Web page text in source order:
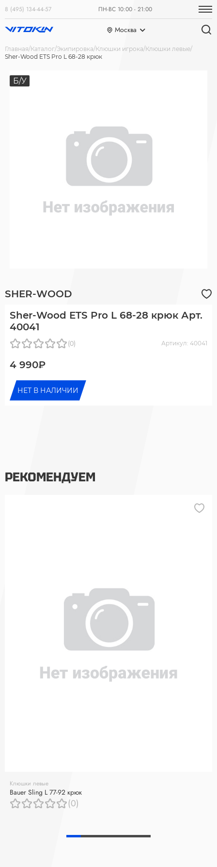
8 (495) 134-44-57 ПН-ВС 10:00 - 21:00
Москва
Главная Каталог Экипировка Клюшки игрока Клюшки левые
Sher-Wood ETS Pro L 68-28 крюк
Б/У
SHER-WOOD
Sher-Wood ETS Pro L 68-28 крюк Арт.
40041
(0) Артикул: 40041
4 990₽
НЕТ В НАЛИЧИИ
РЕКОМЕНДУЕМ
Клюшки левые
Bauer Sling L 77-92 крюк
(0)